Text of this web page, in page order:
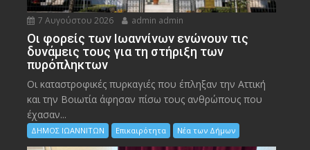
7 Αυγούστου 2026 admin admin
Οι φορείς των Ιωαννίνων ενώνουν τις
δυνάμεις τους για τη στήριξη των
πυρόπληκτων
Οι καταστροφικές πυρκαγιές που έπληξαν την Αττική
και την Bοιωτία άφησαν πίσω τους ανθρώπους που
έχασαν...
ΔΗΜΟΣ ΙΩΑΝΝΙΤΩΝ Επικαιρότητα Νέα των Δήμων